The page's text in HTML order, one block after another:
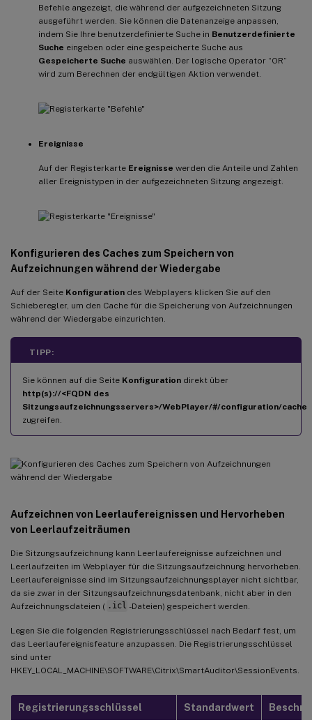
Befehle angezeigt, die während der aufgezeichneten Sitzung
ausgeführt werden. Sie können die Datenanzeige anpassen,
indem Sie Ihre benutzerdefinierte Suche in Benutzerdefinierte
Suche eingeben oder eine gespeicherte Suche aus
Gespeicherte Suche auswählen. Der logische Operator “OR”
wird zum Berechnen der endgültigen Aktion verwendet.
Ereignisse
Auf der Registerkarte Ereignisse werden die Anteile und Zahlen
aller Ereignistypen in der aufgezeichneten Sitzung angezeigt.
Konfigurieren des Caches zum Speichern von
Aufzeichnungen während der Wiedergabe
Auf der Seite Konfiguration des Webplayers klicken Sie auf den
Schieberegler, um den Cache für die Speicherung von Aufzeichnungen
während der Wiedergabe einzurichten.
TIPP:
Sie können auf die Seite Konfiguration direkt über
http(s)://<FQDN des
Sitzungsaufzeichnungsservers>/WebPlayer/#/configuration/cache
zugreifen.
Aufzeichnen von Leerlaufereignissen und Hervorheben
von Leerlaufzeiträumen
Die Sitzungsaufzeichnung kann Leerlaufereignisse aufzeichnen und
Leerlaufzeiten im Webplayer für die Sitzungsaufzeichnung hervorheben.
Leerlaufereignisse sind im Sitzungsaufzeichnungsplayer nicht sichtbar,
da sie zwar in der Sitzungsaufzeichnungsdatenbank, nicht aber in den
Aufzeichnungsdateien ( .icl -Dateien) gespeichert werden.
Legen Sie die folgenden Registrierungsschlüssel nach Bedarf fest, um
das Leerlaufereignisfeature anzupassen. Die Registrierungsschlüssel
sind unter
HKEY_LOCAL_MACHINE\SOFTWARE\Citrix\SmartAuditor\SessionEvents.
Registrierungsschlüssel Standardwert